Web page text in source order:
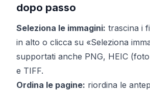
dopo passo
Seleziona le immagini: trascina i
in alto o clicca su «Seleziona
supportati anche PNG, HEIC
e TIFF.
Ordina le pagine: riordina le